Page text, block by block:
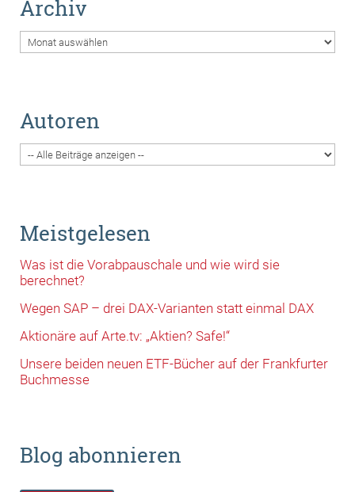
Archiv
Archiv
Autoren
Meistgelesen
Was ist die Vorabpauschale und wie wird sie
berechnet?
Wegen SAP – drei DAX-Varianten statt einmal DAX
Aktionäre auf Arte.tv: „Aktien? Safe!“
Unsere beiden neuen ETF-Bücher auf der Frankfurter
Buchmesse
Blog abonnieren